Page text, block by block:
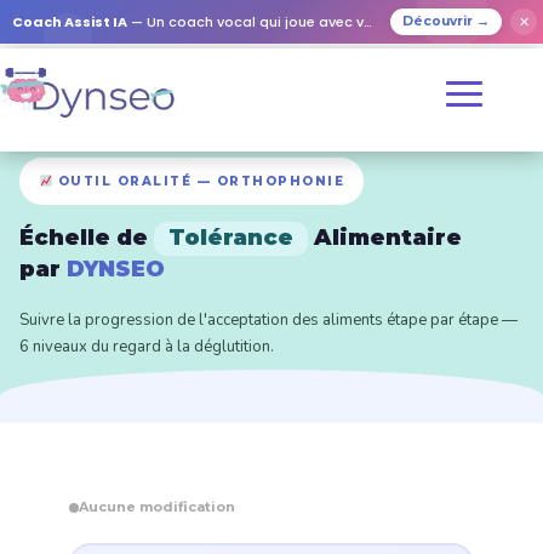
Coach Assist IA — Un coach vocal qui joue avec vos proches Découvrir → ✕
OUTIL ORALITÉ — ORTHOPHONIE
Échelle de Tolérance
Alimentaire
par DYNSEO
Suivre la progression de l'acceptation des aliments étape par étape —
6 niveaux du regard à la déglutition.
Aucune modification